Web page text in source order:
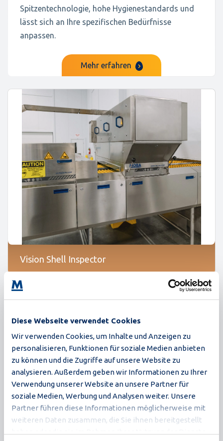
Diese Webseite verwendet Cookies
Wir verwenden Cookies, um Inhalte und Anzeigen zu
personalisieren, Funktionen für soziale Medien anbieten
zu können und die Zugriffe auf unsere Website zu
analysieren. Außerdem geben wir Informationen zu Ihrer
Verwendung unserer Website an unsere Partner für
soziale Medien, Werbung und Analysen weiter. Unsere
Partner führen diese Informationen möglicherweise mit
weiteren Daten zusammen, die Sie ihnen bereitgestellt
Spitzentechnologie, hohe Hygienestandards und
lässt sich an Ihre spezifischen Bedürfnisse
anpassen.
Mehr erfahren
Vision Shell Inspector
Moba hat eine neue Methode zur Erkennung von
Rissen in der Eierschale und ein visionsbasiertes
Wiegesystem entwickelt. Durch die Kombination
visuellen Systemen mit künstlicher Intelligenz („KI“)
hat Moba einen neuen Standard in der Riss- und
Wiegeerkennung gesetzt.
Mehr erfahren